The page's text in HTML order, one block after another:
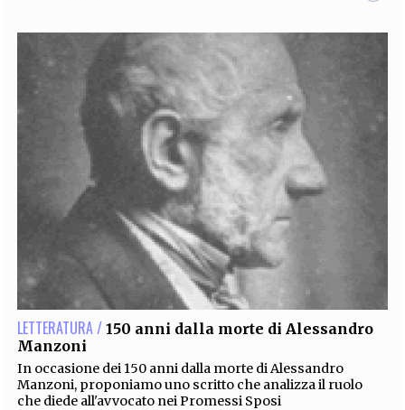
LETTERATURA / 150 anni dalla morte di Alessandro
Manzoni
In occasione dei 150 anni dalla morte di Alessandro
Manzoni, proponiamo uno scritto che analizza il ruolo
che diede all'avvocato nei Promessi Sposi